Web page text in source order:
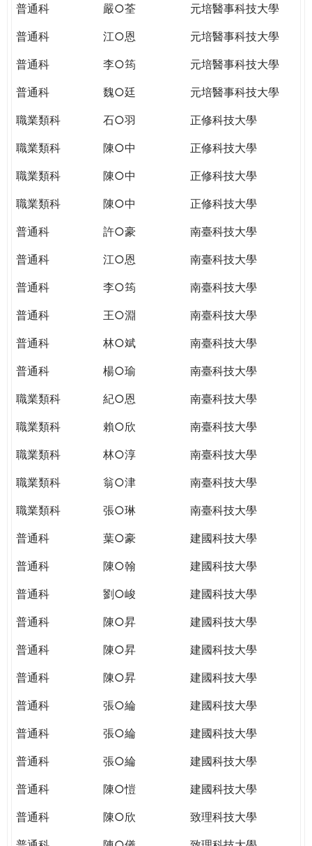
普通科
嚴○荃
元培醫事科技大學
普通科
江○恩
元培醫事科技大學
普通科
李○筠
元培醫事科技大學
普通科
魏○廷
元培醫事科技大學
職業類科
石○羽
正修科技大學
職業類科
陳○中
正修科技大學
職業類科
陳○中
正修科技大學
職業類科
陳○中
正修科技大學
普通科
許○豪
南臺科技大學
普通科
江○恩
南臺科技大學
普通科
李○筠
南臺科技大學
普通科
王○淵
南臺科技大學
普通科
林○斌
南臺科技大學
普通科
楊○瑜
南臺科技大學
職業類科
紀○恩
南臺科技大學
職業類科
賴○欣
南臺科技大學
職業類科
林○淳
南臺科技大學
職業類科
翁○津
南臺科技大學
職業類科
張○琳
南臺科技大學
普通科
葉○豪
建國科技大學
普通科
陳○翰
建國科技大學
普通科
劉○峻
建國科技大學
普通科
陳○昇
建國科技大學
普通科
陳○昇
建國科技大學
普通科
陳○昇
建國科技大學
普通科
張○綸
建國科技大學
普通科
張○綸
建國科技大學
普通科
張○綸
建國科技大學
普通科
陳○愷
建國科技大學
普通科
陳○欣
致理科技大學